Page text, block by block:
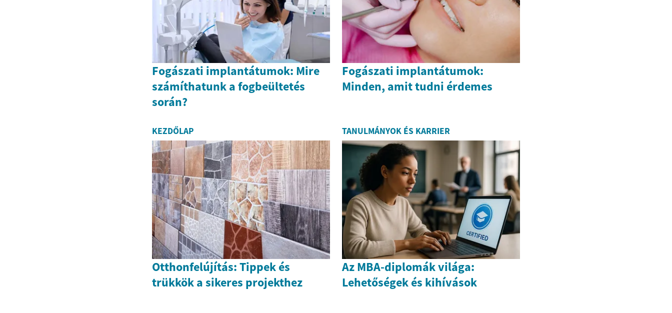
Fogászati implantátumok: Mire
számíthatunk a fogbeültetés
során?
Fogászati implantátumok:
Minden, amit tudni érdemes
KEZDŐLAP
Otthonfelújítás: Tippek és
trükkök a sikeres projekthez
TANULMÁNYOK ÉS KARRIER
Az MBA-diplomák világa:
Lehetőségek és kihívások